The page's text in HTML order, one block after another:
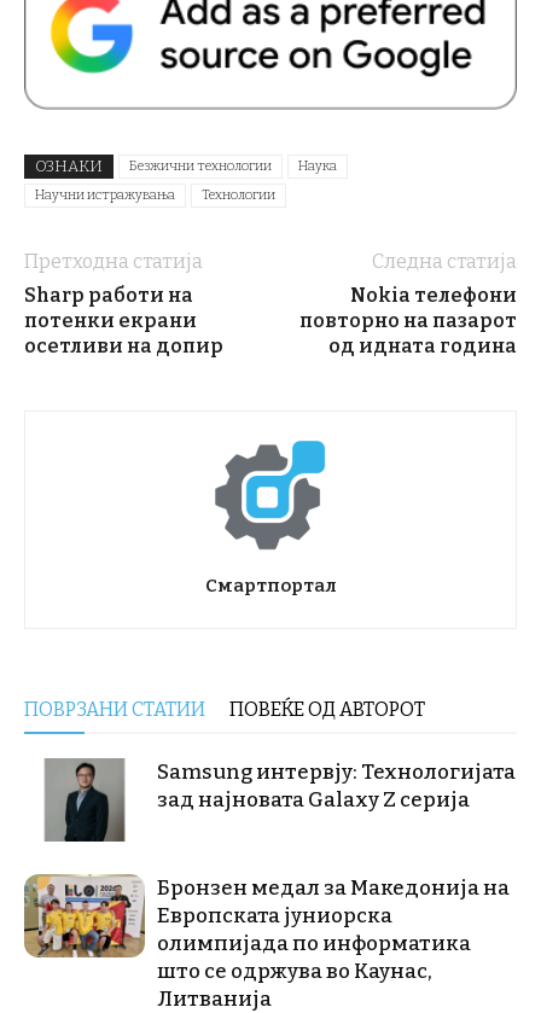
ОЗНАКИ Безжични технологии
Наука
Научни истражувања
Технологии
Претходна статија
Sharp работи на
потенки екрани
осетливи на допир
Следна статија
Nokia телефони
повторно на пазарот
од идната година
Смартпортал
ПОВРЗАНИ СТАТИИ ПОВЕЌЕ ОД АВТОРОТ
Samsung интервју: Технологијата
зад најновата Galaxy Z серија
Бронзен медал за Македонија на
Европската јуниорска
олимпијада по информатика
што се одржува во Каунас,
Литванија